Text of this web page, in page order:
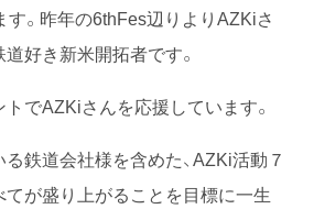
す。昨年の6thFes辺りよりAZKiさ
好き新米開拓者です。
でAZKiさんを応援しています。
鉄道会社様を含めた、AZKi活動７
が盛り上がることを目標に一生